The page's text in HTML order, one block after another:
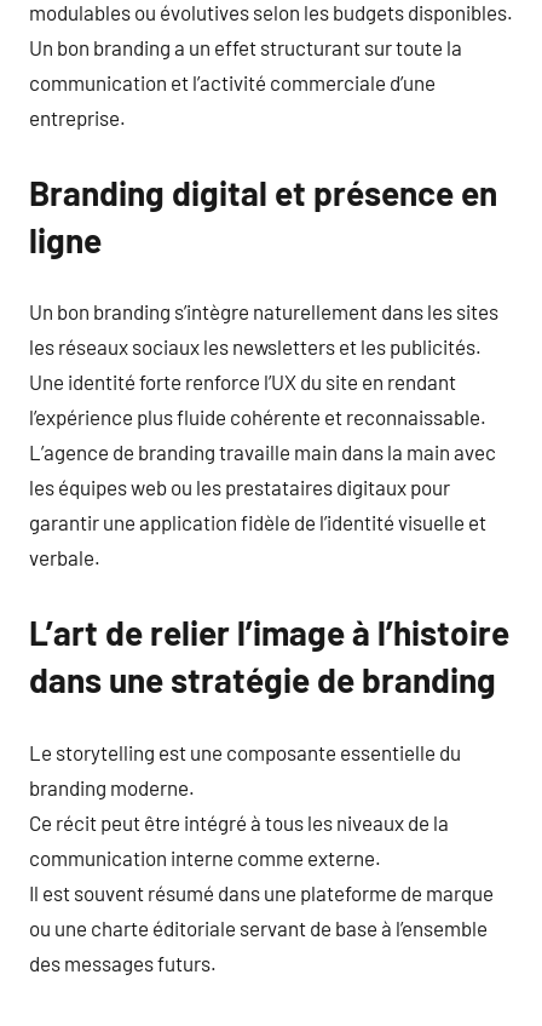
modulables ou évolutives selon les budgets disponibles.
Un bon branding a un effet structurant sur toute la
communication et l’activité commerciale d’une
entreprise.
Branding digital et présence en
ligne
Un bon branding s’intègre naturellement dans les sites
les réseaux sociaux les newsletters et les publicités.
Une identité forte renforce l’UX du site en rendant
l’expérience plus fluide cohérente et reconnaissable.
L’agence de branding travaille main dans la main avec
les équipes web ou les prestataires digitaux pour
garantir une application fidèle de l’identité visuelle et
verbale.
L’art de relier l’image à l’histoire
dans une stratégie de branding
Le storytelling est une composante essentielle du
branding moderne.
Ce récit peut être intégré à tous les niveaux de la
communication interne comme externe.
Il est souvent résumé dans une plateforme de marque
ou une charte éditoriale servant de base à l’ensemble
des messages futurs.